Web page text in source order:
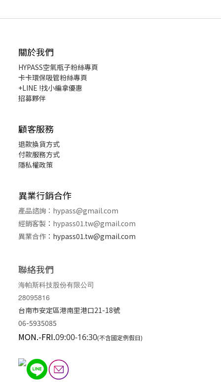
關於我們
HYPASS空氣瓶子粉絲專頁
卡卡環保吸管粉絲專頁
+LINE !找小編拿優惠
招募夥伴
顧客服務
退款換貨方式
付款服務方式
隱私權政策
異業行銷合作
產品諮詢： hypass@gmail.com
經銷客製 ： hypass01.tw@gmail.com
異業合作 ： hypass01.tw@gmail.com
聯絡我們
海帕斯科技股份有限公司
28095816
台南市安定區港南里港口21-18號
06-5935085
MON.-FRI.09:00-16:30(不含國定例假日)